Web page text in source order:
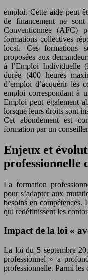
emploi. Cette aide peut
de financement ne sont
Conventionnée (AFC)
formations collectives
local. Ces formations
proposées aux
à l’Emploi Individuelle
durée (400 heures
d’emploi d’acquérir les
emploi correspondant à
Emploi peut également
lorsque leurs droits sont
Cet abondement est
formation par un
Enjeux et
professionnelle
La formation
pour s’adapter aux
besoins en compétences.
qui redéfinissent les
Impact de la loi «
La loi du 5 septembre
professionnel » a
professionnelle. Parmi les